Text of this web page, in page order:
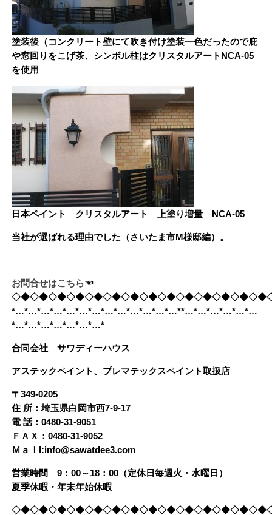
塗装後（コンクリート壁にて吹き付け塗装一色だったので庇
や窓回りをこげ茶、シンボル柱はクリスタルアートNCA-05
を使用
日本ペイント クリスタルアート 上塗り増量 NCA-05
当社が選ばれる理由でした（さいたま市M様邸編）。
お問合せはこちら☜
*…*…*…*…*…*…*…*…*…*…*…*…*…**…*…*…*…*…*…
*…*…*…*…*…*…*…*
合同会社 サワディーハウス
アステックペイント、プレマテックスペイント取扱店
〒349-0205
住 所：埼玉県白岡市西7-9-17
電 話：0480-31-9051
ＦＡＸ：0480-31-9052
Ｍａｉl:info@sawatdee3.com
営業時間 9：00～18：00（定休日毎週火・水曜日）
夏季休暇・年末年始休暇